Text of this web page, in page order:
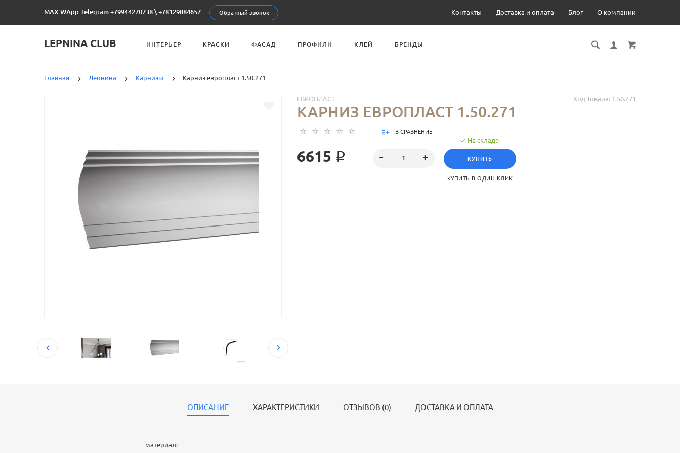
MAX WApp Telegram +79944270738 \ +78129884657 Обратный звонок Контакты Доставка и оплата Блог О компании
LEPNINA CLUB ИНТЕРЬЕР КРАСКИ ФАСАД ПРОФИЛИ КЛЕЙ БРЕНДЫ
Главная Лепнина Карнизы Карниз европласт 1.50.271
Код Товара: 1.50.271
ЕВРОПЛАСТ
КАРНИЗ ЕВРОПЛАСТ 1.50.271
В СРАВНЕНИЕ
6615 ₽
На складе
КУПИТЬ
КУПИТЬ В ОДИН КЛИК
ОПИСАНИЕ ХАРАКТЕРИСТИКИ ОТЗЫВОВ (0) ДОСТАВКА И ОПЛАТА
материал: